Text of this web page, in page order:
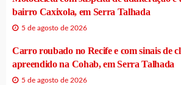
bairro Caxixola, em Serra Talhada
5 de agosto de 2026
Carro roubado no Recife e com sinais de
apreendido na Cohab, em Serra Talhada
5 de agosto de 2026